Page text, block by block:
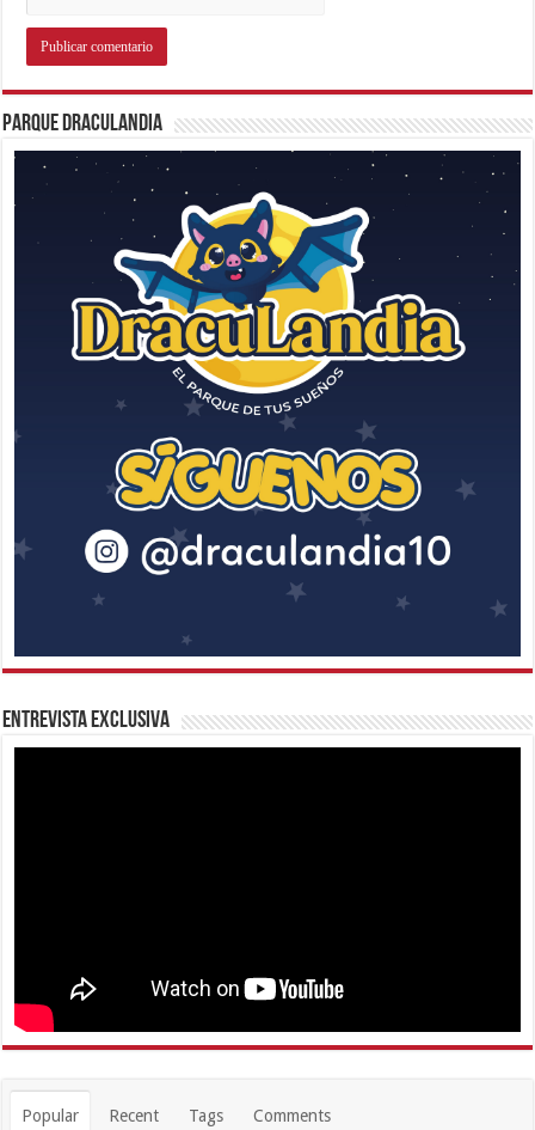
Parque Draculandia
Entrevista Exclusiva
Popular Recent Tags Comments